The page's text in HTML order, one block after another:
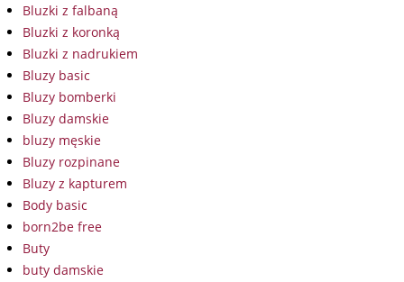
Bluzki z falbaną
Bluzki z koronką
Bluzki z nadrukiem
Bluzy basic
Bluzy bomberki
Bluzy damskie
bluzy męskie
Bluzy rozpinane
Bluzy z kapturem
Body basic
born2be free
Buty
buty damskie